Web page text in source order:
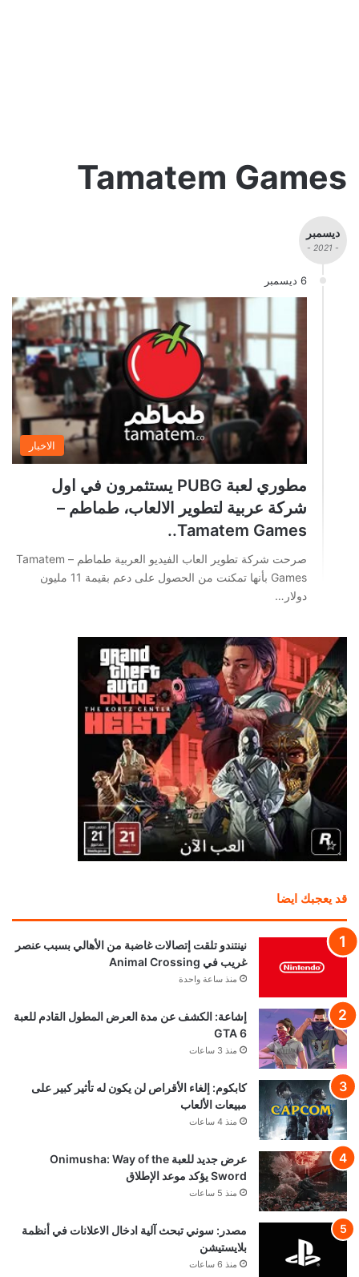
Tamatem Games
ديسمبر
- 2021 -
6 ديسمبر
الاخبار
مطوري لعبة PUBG يستثمرون في اول
شركة عربية لتطوير الالعاب، طماطم –
Tamatem Games..
صرحت شركة تطوير العاب الفيديو العربية طماطم – Tamatem
Games بأنها تمكنت من الحصول على دعم بقيمة 11 مليون
دولار…
قد يعجبك ايضا
نينتندو تلقت إتصالات غاضبة من الأهالي بسبب عنصر
غريب في Animal Crossing
منذ ساعة واحدة
إشاعة: الكشف عن مدة العرض المطول القادم للعبة
GTA 6
منذ 3 ساعات
كابكوم: إلغاء الأقراص لن يكون له تأثير كبير على
مبيعات الألعاب
منذ 4 ساعات
عرض جديد للعبة Onimusha: Way of the
Sword يؤكد موعد الإطلاق
منذ 5 ساعات
مصدر: سوني تبحث آلية ادخال الاعلانات في أنظمة
بلايستيشن
منذ 6 ساعات